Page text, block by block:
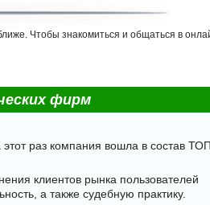
Чтобы знакомиться и общаться в
фирм
раз компания вошла в состав
клиентов рынка пользователей
а также судебную практику.